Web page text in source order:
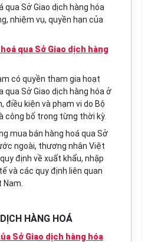
qua Sở Giao dịch hàng hóa
nhiệm vụ, quyền hạn của
qua Sở Giao dịch hàng
có quyền tham gia hoạt
qua Sở Giao dịch hàng hóa ở
điều kiện và phạm vi do Bộ
công bố trong từng thời kỳ.
mua bán hàng hoá qua Sở
ngoài, thương nhân Việt
định về xuất khẩu, nhập
và các quy định liên quan
HÀNG HOÁ
Sở Giao dịch hàng hóa